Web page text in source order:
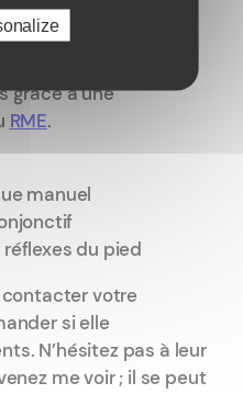
assurances
méthode
grâce à une
RME.
manuel
du pied
votre
si elle
N’hésitez pas à leur
me voir ; il se peut